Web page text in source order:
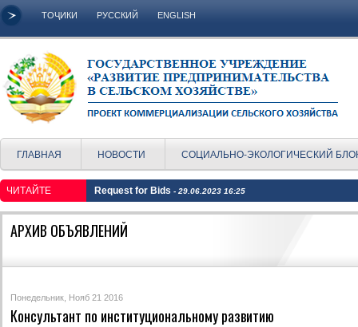
ТОҶИКИ РУССКИЙ ENGLISH
ГЛАВНАЯ НОВОСТИ СОЦИАЛЬНО-ЭКОЛОГИЧЕСКИЙ
ЧИТАЙТЕ Request for Bids - 29.06.2023 16:25
АРХИВ ОБЪЯВЛЕНИЙ
Понедельник, Нояб 21 2016
Консультант по институциональному развитию